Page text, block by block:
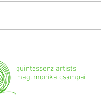
quintessenz artists
mag. monika csampai